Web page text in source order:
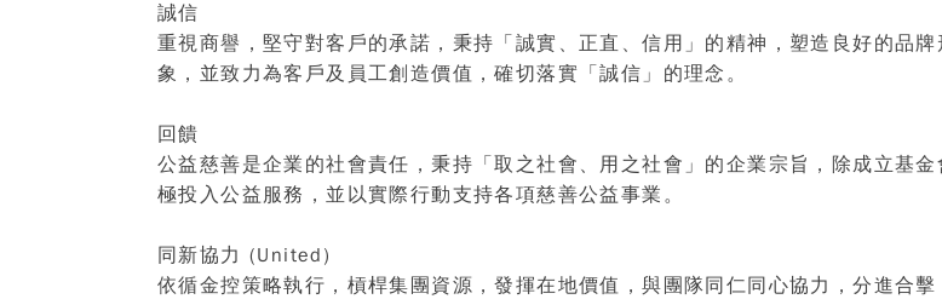
誠信
重視商譽，堅守對客戶的承諾，秉持「誠實、正直、信用」的精神，塑造良好的品牌
象，並致力為客戶及員工創造價值，確切落實「誠信」的理念。
回饋
公益慈善是企業的社會責任，秉持「取之社會、用之社會」的企業宗旨，除成立基金
極投入公益服務，並以實際行動支持各項慈善公益事業。
同新協力 (United)
依循金控策略執行，槓桿集團資源，發揮在地價值，與團隊同仁同心協力，分進合擊